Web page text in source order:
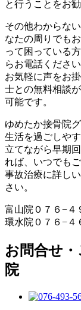
と行うことをお勧
その他わからな
なたの周りでも
って困っている
らお電話くださ
お気軽に声をお
士との無料相談が
可能です。
ゆめたか接骨院
生活を過ごしや
立てながら早期
れば、いつでも
事故治療に詳し
さい。
富山院０７６−４
環水院０７６−４
お問合せ
院